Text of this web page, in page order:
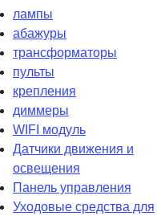
лампы
абажуры
трансформаторы
пульты
крепления
диммеры
WIFI модуль
Датчики движения и
освещения
Панель управления
Уходовые средства для